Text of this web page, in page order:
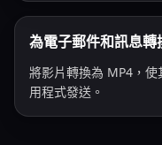
為電子郵件和訊息轉
將影片轉換為 MP4，
用程式發送。